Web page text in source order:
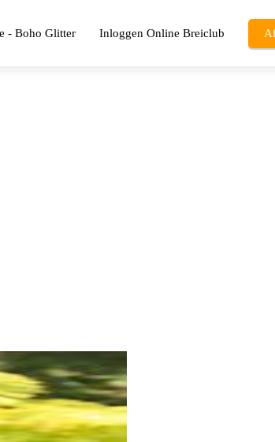
- Boho Glitter Inloggen Online Breiclub